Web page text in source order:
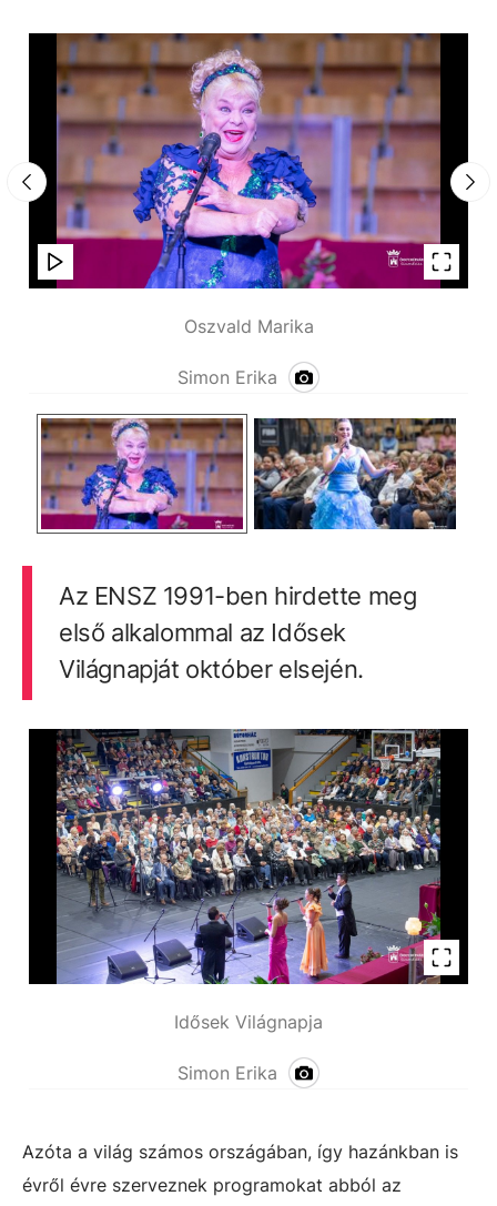
Oszvald Marika
Simon Erika
Az ENSZ 1991-ben hirdette meg
első alkalommal az Idősek
Világnapját október elsején.
Idősek Világnapja
Simon Erika
Azóta a világ számos országában, így hazánkban is
évről évre szerveznek programokat abból az